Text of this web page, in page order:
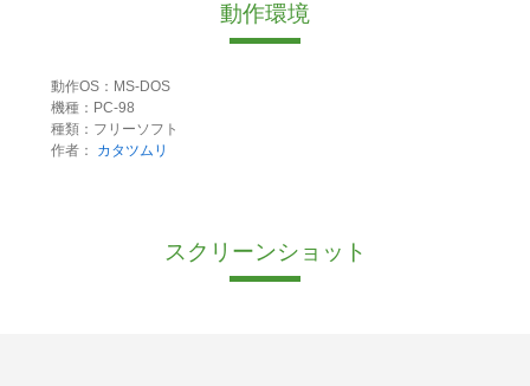
動作環境
動作OS：MS-DOS
機種：PC-98
種類：フリーソフト
作者：
カタツムリ
スクリーンショット